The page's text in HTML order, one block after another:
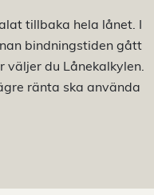
tillbaka hela lånet. I
bindningstiden gått
väljer du Lånekalkylen.
ränta ska använda